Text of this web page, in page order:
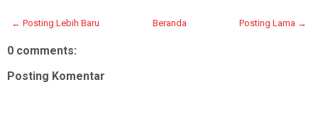
← Posting Lebih Baru Posting Lama →
Beranda
0 comments:
Posting Komentar